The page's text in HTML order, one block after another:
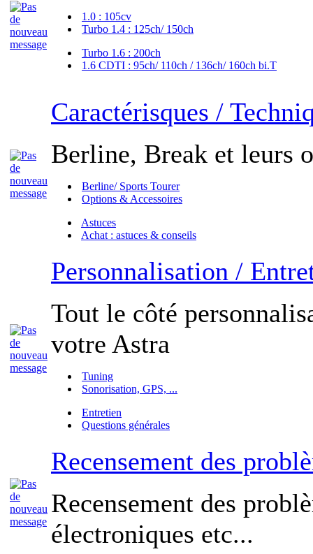
1.0 : 105cv
Turbo 1.4 : 125ch/ 150ch
Turbo 1.6 : 200ch
1.6 CDTI : 95ch/ 110ch / 136ch/ 160ch bi.T
Caractérisques /
Berline, Break et leurs
Berline/ Sports Tourer
Options & Accessoires
Astuces
Achat : astuces & conseils
Personnalisation /
Tout le côté
votre Astra
Tuning
Sonorisation, GPS, ...
Entretien
Questions générales
Recensement des
Recensement des
électroniques etc...